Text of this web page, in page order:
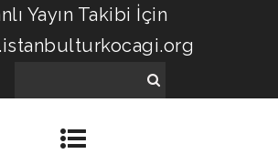
Yayın Takibi İçin